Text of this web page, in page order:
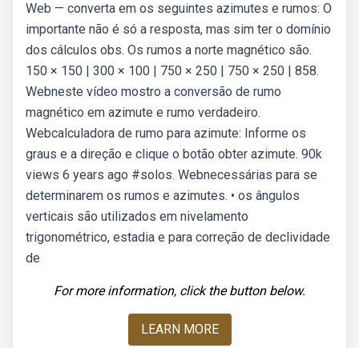
Web — converta em os seguintes azimutes e rumos: O
importante não é só a resposta, mas sim ter o domínio
dos cálculos obs. Os rumos a norte magnético são.
150 × 150 | 300 × 100 | 750 × 250 | 750 × 250 | 858.
Webneste vídeo mostro a conversão de rumo
magnético em azimute e rumo verdadeiro.
Webcalculadora de rumo para azimute: Informe os
graus e a direção e clique o botão obter azimute. 90k
views 6 years ago #solos. Webnecessárias para se
determinarem os rumos e azimutes. • os ângulos
verticais são utilizados em nivelamento
trigonométrico, estadia e para correção de declividade
de
For more information, click the button below.
LEARN MORE